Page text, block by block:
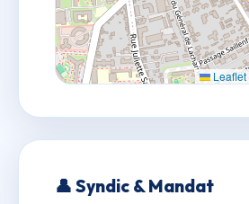
Leaflet
👤 Syndic & Mandat